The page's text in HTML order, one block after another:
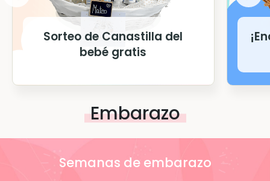
Sorteo de Canastilla del
bebé gratis
Embarazo
Semanas de embarazo